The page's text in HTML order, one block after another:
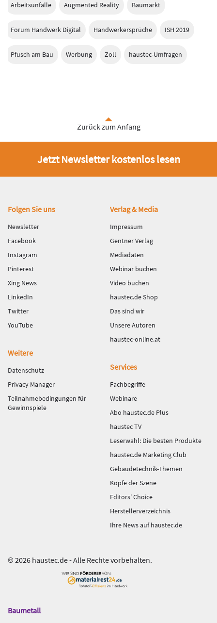
Arbeitsunfälle Augmented Reality Baumarkt
Forum Handwerk Digital Handwerkersprüche ISH 2019
Pfusch am Bau Werbung Zoll haustec-Umfragen
Zurück zum Anfang
Jetzt Newsletter kostenlos lesen
Fußbereich
Folgen Sie uns
Newsletter
Facebook
Instagram
Pinterest
Xing News
LinkedIn
Twitter
YouTube
Verlag & Media
Impressum
Gentner Verlag
Mediadaten
Webinar buchen
Video buchen
haustec.de Shop
Das sind wir
Unsere Autoren
haustec-online.at
Weitere
Datenschutz
Privacy Manager
Teilnahmebedingungen für
Gewinnspiele
Services
Fachbegriffe
Webinare
Abo haustec.de Plus
haustec TV
Leserwahl: Die besten Produkte
haustec.de Marketing Club
Gebäudetechnik-Themen
Köpfe der Szene
Editors' Choice
Herstellerverzeichnis
Ihre News auf haustec.de
© 2026 haustec.de - Alle Rechte vorbehalten.
Das
Baumetall